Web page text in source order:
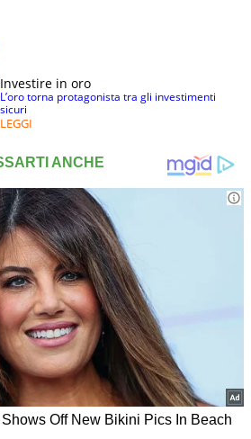
Investire in oro
L’oro torna protagonista tra gli investimenti
sicuri
LEGGI